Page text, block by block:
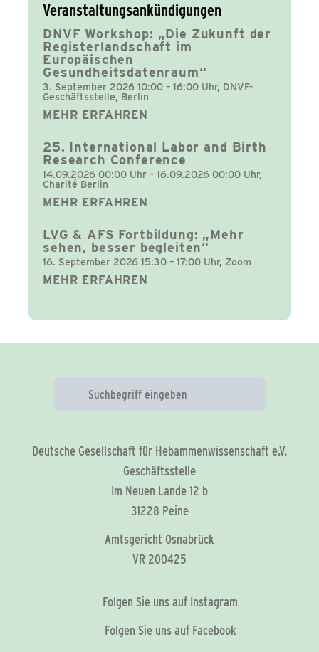
Veranstaltungsankündigungen
DNVF Workshop: „Die Zukunft der
Registerlandschaft im
Europäischen
Gesundheitsdatenraum“
3. September 2026 10:00 – 16:00 Uhr, DNVF-
Geschäftsstelle, Berlin
MEHR ERFAHREN
25. International Labor and Birth
Research Conference
14.09.2026 00:00 Uhr – 16.09.2026 00:00 Uhr,
Charité Berlin
MEHR ERFAHREN
LVG & AFS Fortbildung: „Mehr
sehen, besser begleiten“
16. September 2026 15:30 – 17:00 Uhr, Zoom
MEHR ERFAHREN
Deutsche Gesellschaft für Hebammenwissenschaft e.V.
Geschäftsstelle
Im Neuen Lande 12 b
31228 Peine
Amtsgericht Osnabrück
VR 200425
Folgen Sie uns auf Instagram
Folgen Sie uns auf Facebook